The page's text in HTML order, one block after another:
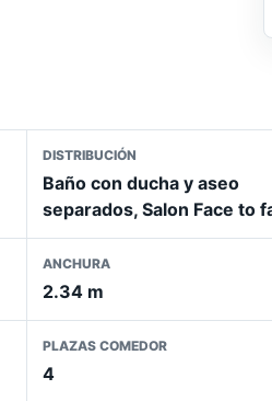
DISTRIBUCIÓN
Baño con ducha y aseo
separados, Salon Face to
ANCHURA
2.34 m
PLAZAS COMEDOR
4